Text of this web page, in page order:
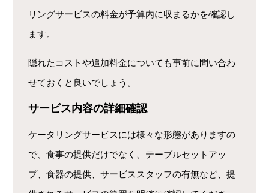
リングサービスの料金が予算内に収まるかを確認し
ます。
隠れたコストや追加料金についても事前に問い合わ
せておくと良いでしょう。
サービス内容の詳細確認
ケータリングサービスには様々な形態がありますの
で、食事の提供だけでなく、テーブルセットアッ
プ、食器の提供、サービススタッフの有無など、提